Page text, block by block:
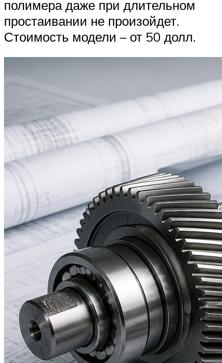
полимера даже при длительном
простаивании не произойдет.
Стоимость модели – от 50 долл.